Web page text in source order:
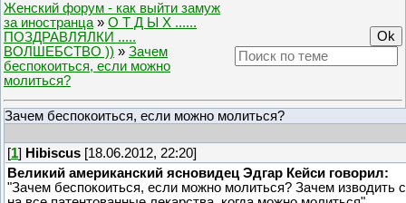
Женский форум - как выйти замуж
за иностранца » О Т Д Ы Х ......
ПОЗДРАВЛЯЛКИ .....
ВОЛШЕБСТВО )) » Зачем
беспокоиться, если можно
молиться?
Зачем беспокоиться, если можно молиться?
[1] Hibiscus [18.06.2012, 22:20]
Великий американский ясновидец Эдгар Кейси говорил:
"Зачем беспокоиться, если можно молиться? Зачем изводить